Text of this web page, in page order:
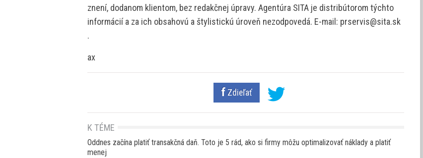
znení, dodanom klientom, bez redakčnej úpravy. Agentúra SITA je distribútorom týchto
informácií a za ich obsahovú a štylistickú úroveň nezodpovedá. E-mail: prservis@sita.sk
.
ax
Zdieľať
K TÉME
Oddnes začína platiť transakčná daň. Toto je 5 rád, ako si firmy môžu optimalizovať náklady a platiť
menej